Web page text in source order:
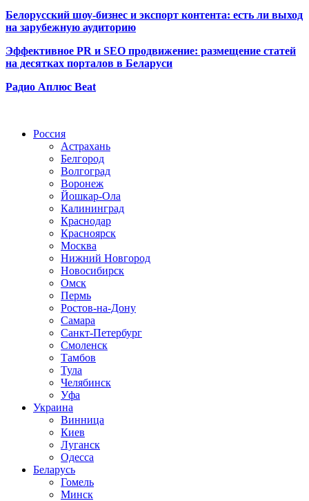
Белорусский шоу-бизнес и экспорт контента: есть ли выход
на зарубежную аудиторию
Эффективное PR и SEO продвижение: размещение статей
на десятках порталов в Беларуси
Радио Аплюс Beat
Россия
Астрахань
Белгород
Волгоград
Воронеж
Йошкар-Ола
Калининград
Краснодар
Красноярск
Москва
Нижний Новгород
Новосибирск
Омск
Пермь
Ростов-на-Дону
Самара
Санкт-Петербург
Смоленск
Тамбов
Тула
Челябинск
Уфа
Украина
Винница
Киев
Луганск
Одесса
Беларусь
Гомель
Минск